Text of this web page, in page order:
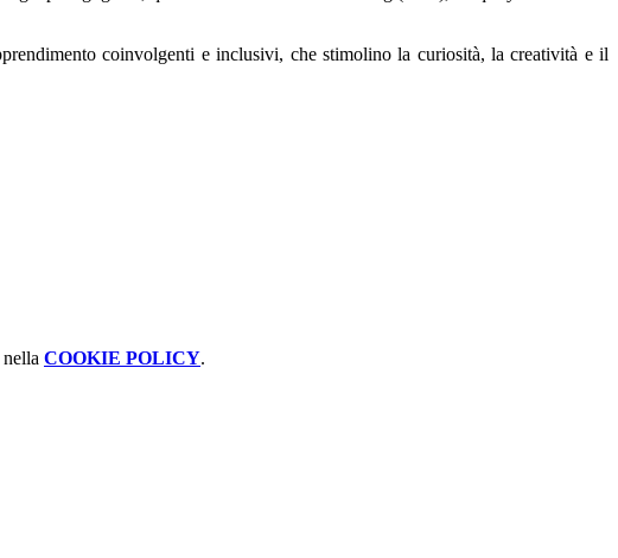
coinvolgenti e inclusivi, che stimolino la curiosità, la creatività e il
COOKIE POLICY.